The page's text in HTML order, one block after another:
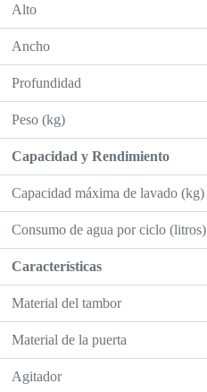
Alto
Ancho
Profundidad
Peso (kg)
Capacidad y Rendimiento
Capacidad máxima de lavado (kg)
Consumo de agua por ciclo (litros)
Características
Material del tambor
Material de la puerta
Agitador